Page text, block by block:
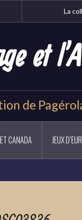
La
et
de
CANADA JEUX